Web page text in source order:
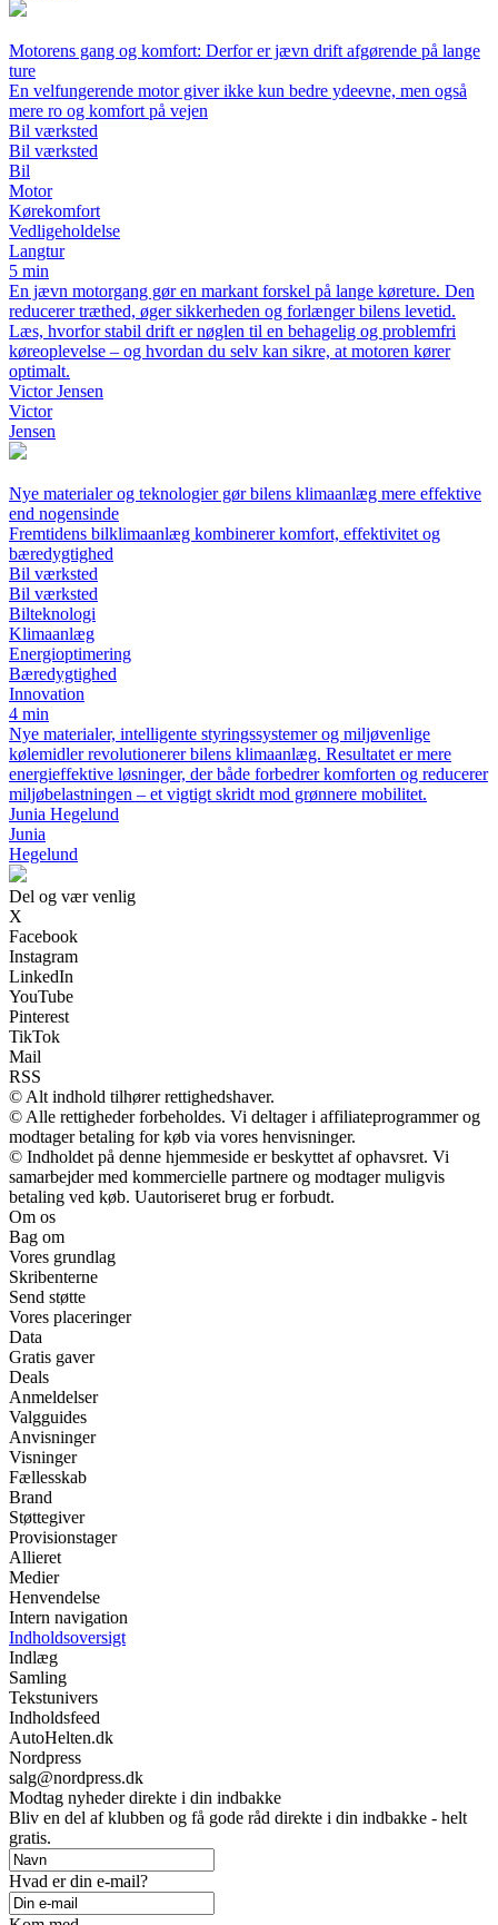
Motorens gang og komfort: Derfor er jævn drift afgørende på lange
ture
En velfungerende motor giver ikke kun bedre ydeevne, men også
mere ro og komfort på vejen
Bil værksted
Bil værksted
Bil
Motor
Kørekomfort
Vedligeholdelse
Langtur
5 min
En jævn motorgang gør en markant forskel på lange køreture. Den
reducerer træthed, øger sikkerheden og forlænger bilens levetid.
Læs, hvorfor stabil drift er nøglen til en behagelig og problemfri
køreoplevelse – og hvordan du selv kan sikre, at motoren kører
optimalt.
Victor Jensen
Victor
Jensen
Nye materialer og teknologier gør bilens klimaanlæg mere effektive
end nogensinde
Fremtidens bilklimaanlæg kombinerer komfort, effektivitet og
bæredygtighed
Bil værksted
Bil værksted
Bilteknologi
Klimaanlæg
Energioptimering
Bæredygtighed
Innovation
4 min
Nye materialer, intelligente styringssystemer og miljøvenlige
kølemidler revolutionerer bilens klimaanlæg. Resultatet er mere
energieffektive løsninger, der både forbedrer komforten og reducerer
miljøbelastningen – et vigtigt skridt mod grønnere mobilitet.
Junia Hegelund
Junia
Hegelund
Del og vær venlig
X
Facebook
Instagram
LinkedIn
YouTube
Pinterest
TikTok
Mail
RSS
© Alt indhold tilhører rettighedshaver.
© Alle rettigheder forbeholdes. Vi deltager i affiliateprogrammer og
modtager betaling for køb via vores henvisninger.
© Indholdet på denne hjemmeside er beskyttet af ophavsret. Vi
samarbejder med kommercielle partnere og modtager muligvis
betaling ved køb. Uautoriseret brug er forbudt.
Om os
Bag om
Vores grundlag
Skribenterne
Send støtte
Vores placeringer
Data
Gratis gaver
Deals
Anmeldelser
Valgguides
Anvisninger
Visninger
Fællesskab
Brand
Støttegiver
Provisionstager
Allieret
Medier
Henvendelse
Intern navigation
Indholdsoversigt
Indlæg
Samling
Tekstunivers
Indholdsfeed
AutoHelten.dk
Nordpress
salg@nordpress.dk
Modtag nyheder direkte i din indbakke
Bliv en del af klubben og få gode råd direkte i din indbakke - helt
gratis.
Hvad er din e-mail?